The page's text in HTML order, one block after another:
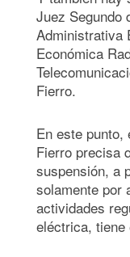
Juez Segundo
Administrativa
Económica
Fierro.
En este punto,
Fierro precisa
suspensión, a
solamente por
actividades
eléctrica, tiene